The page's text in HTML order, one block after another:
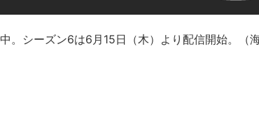
。シーズン6は6月15日（木）より配信開始。（